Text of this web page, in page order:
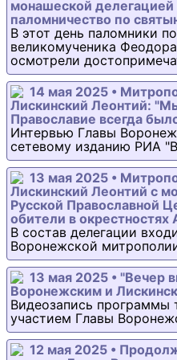
монашеской
паломничество по
В этот день паломники
великомученика
осмотрели
14 мая 2025 •
Лискинский Леонтий:
Православие всегда
Интервью Главы
сетевому изданию РИА
13 мая 2025 •
Лискинский Леонтий с
Русской Православной
обители в окрестностях
В состав делегации
Воронежской
13 мая 2025 • "Вечер
Воронежским и
Видеозапись программы
участием Главы
12 мая 2025 •